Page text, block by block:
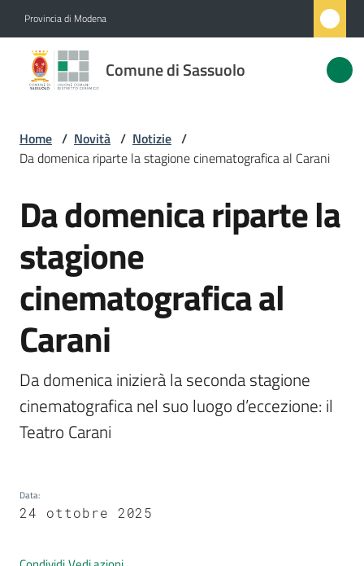
Provincia di Modena
Comune di Sassuolo
Comune
di
Novità
Servizi
Vivere
Sassuolo
A
e
r
Home / Novità / Notizie /
Da domenica riparte la stagione cinematografica al Carani
Salta al contenuto
Da domenica riparte la
stagione
cinematografica al
Carani
Da domenica inizierà la seconda stagione
cinematografica nel suo luogo d’eccezione: il
Teatro Carani
Data:
24 ottobre 2025